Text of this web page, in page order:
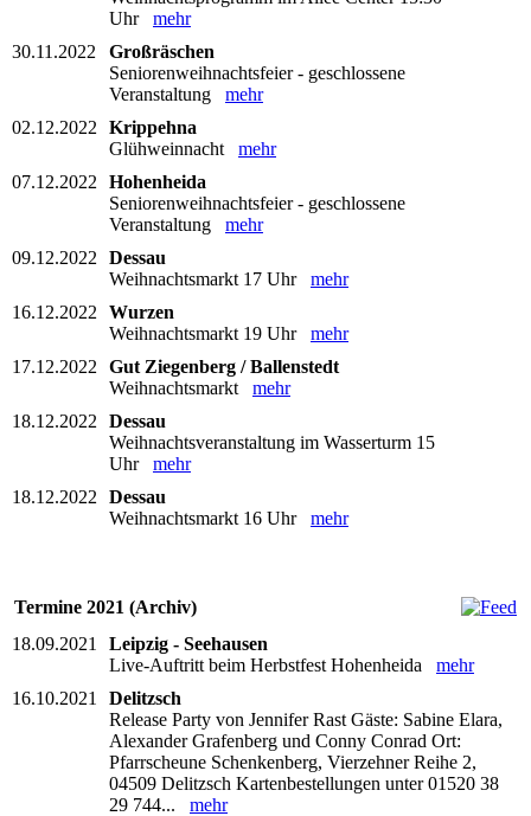
Uhr mehr
30.11.2022
Großräschen
Seniorenweihnachtsfeier - geschlossene
Veranstaltung mehr
02.12.2022
Krippehna
Glühweinnacht mehr
07.12.2022
Hohenheida
Seniorenweihnachtsfeier - geschlossene
Veranstaltung mehr
09.12.2022
Dessau
Weihnachtsmarkt 17 Uhr mehr
16.12.2022
Wurzen
Weihnachtsmarkt 19 Uhr mehr
17.12.2022
Gut Ziegenberg / Ballenstedt
Weihnachtsmarkt mehr
18.12.2022
Dessau
Weihnachtsveranstaltung im Wasserturm 15
Uhr mehr
18.12.2022
Dessau
Weihnachtsmarkt 16 Uhr mehr
Termine 2021 (Archiv)
18.09.2021
Leipzig - Seehausen
Live-Auftritt beim Herbstfest Hohenheida mehr
16.10.2021
Delitzsch
Release Party von Jennifer Rast Gäste: Sabine Elara,
Alexander Grafenberg und Conny Conrad Ort:
Pfarrscheune Schenkenberg, Vierzehner Reihe 2,
04509 Delitzsch Kartenbestellungen unter 01520 38
29 744... mehr